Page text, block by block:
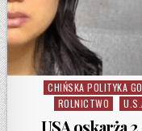
Posted in
CHIŃSKA POLITYKA
ROLNICTWO
USA oskarża